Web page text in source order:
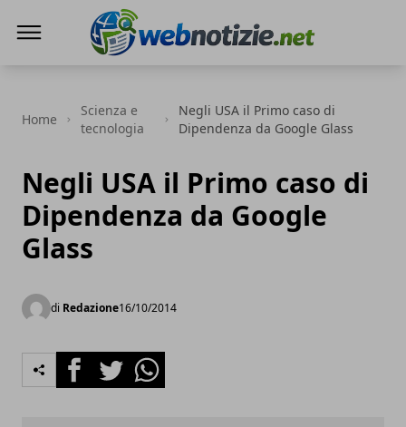
Home
Scienza e
tecnologia
Negli USA il Primo caso di
Dipendenza da Google Glass
Negli USA il Primo caso di
Dipendenza da Google
Glass
di Redazione16/10/2014
FacebookTwitterWhatsapp